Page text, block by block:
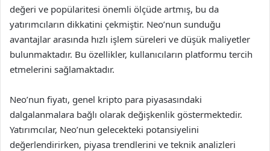
değeri ve popülaritesi önemli ölçüde artmış, bu da
yatırımcıların dikkatini çekmiştir. Neo’nun sunduğu
avantajlar arasında hızlı işlem süreleri ve düşük maliyetler
bulunmaktadır. Bu özellikler, kullanıcıların platformu tercih
etmelerini sağlamaktadır.
Neo’nun fiyatı, genel kripto para piyasasındaki
dalgalanmalara bağlı olarak değişkenlik göstermektedir.
Yatırımcılar, Neo’nun gelecekteki potansiyelini
değerlendirirken, piyasa trendlerini ve teknik analizleri